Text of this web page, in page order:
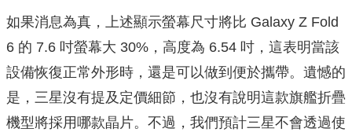
如果消息為真，上述顯示螢幕尺寸將比 Galaxy Z Fold
6 的 7.6 吋螢幕大 30%，高度為 6.54 吋，這表明當該
設備恢復正常外形時，還是可以做到便於攜帶。遺憾的
是，三星沒有提及定價細節，也沒有說明這款旗艦折疊
機型將採用哪款晶片。不過，我們預計三星不會透過使